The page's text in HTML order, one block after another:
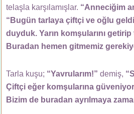
telaşla karşılamışlar. “Anneciğim
“Bugün tarlaya çiftçi ve oğlu
duyduk. Yarın komşularını
Buradan hemen gitmemiz
Tarla kuşu; “Yavrularım!” demiş,
Çiftçi eğer komşularına
Bizim de buradan ayrılmaya